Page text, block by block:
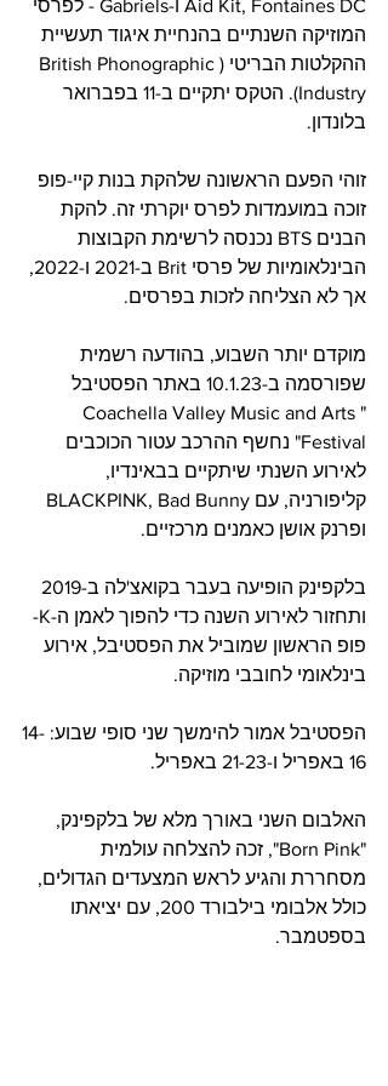
Aid Kit, Fontaines DC ו-Gabriels - לפרסי
המוזיקה השנתיים בהנחיית איגוד תעשיית
ההקלטות הבריטי (British Phonographic
Industry). הטקס יתקיים ב-11 בפברואר
בלונדון.
זוהי הפעם הראשונה שלהקת בנות קיי-פופ
זוכה במועמדות לפרס יוקרתי זה. להקת
הבנים BTS נכנסה לרשימת הקבוצות
הבינלאומיות של פרסי Brit ב-2021 ו-2022,
אך לא הצליחה לזכות בפרסים.
מוקדם יותר השבוע, בהודעה רשמית
שפורסמה ב-10.1.23 באתר הפסטיבל
"Coachella Valley Music and Arts
Festival" נחשף ההרכב עטור הכוכבים
לאירוע השנתי שיתקיים בבאינדיו,
ופרנק אושן כאמנים מרכזיים.
ותחזור לאירוע השנה כדי להפוך לאמן ה-K-
פופ הראשון שמוביל את הפסטיבל, אירוע
בינלאומי לחובבי מוזיקה.
הפסטיבל אמור להימשך שני סופי שבוע: 14-
16 באפריל ו-21-23 באפריל.
האלבום השני באורך מלא של בלקפינק,
"Born Pink", זכה להצלחה עולמית
מסחררת והגיע לראש המצעדים הגדולים,
כולל אלבומי בילבורד 200, עם יציאתו
בספטמבר.